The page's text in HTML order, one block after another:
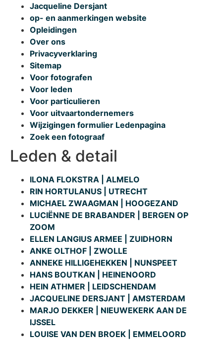
Jacqueline Dersjant
op- en aanmerkingen website
Opleidingen
Over ons
Privacyverklaring
Sitemap
Voor fotografen
Voor leden
Voor particulieren
Voor uitvaartondernemers
Wijzigingen formulier Ledenpagina
Zoek een fotograaf
Leden & detail
ILONA FLOKSTRA | ALMELO
RIN HORTULANUS | UTRECHT
MICHAEL ZWAAGMAN | HOOGEZAND
LUCIËNNE DE BRABANDER | BERGEN OP
ZOOM
ELLEN LANGIUS ARMEE | ZUIDHORN
ANKE OLTHOF | ZWOLLE
ANNEKE HILLIGEHEKKEN | NUNSPEET
HANS BOUTKAN | HEINENOORD
HEIN ATHMER | LEIDSCHENDAM
JACQUELINE DERSJANT | AMSTERDAM
MARJO DEKKER | NIEUWEKERK AAN DE
IJSSEL
LOUISE VAN DEN BROEK | EMMELOORD